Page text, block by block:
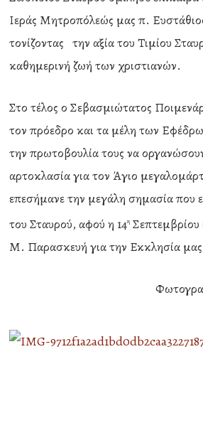
Ιεράς Μητροπόλεώς μας π.
τονίζοντας την αξία του Τιμίου
καθημερινή ζωή των χριστιανών.
Στο τέλος ο Σεβασμιώτατος
τον πρόεδρο και τα μέλη των
την πρωτοβουλία τους να
αρτοκλασία για τον Άγιο
επεσήμανε την μεγάλη σημασία που
του Σταυρού, αφού η 14η Σεπτεμβρίου
Μ. Παρασκευή για την Εκκλησία